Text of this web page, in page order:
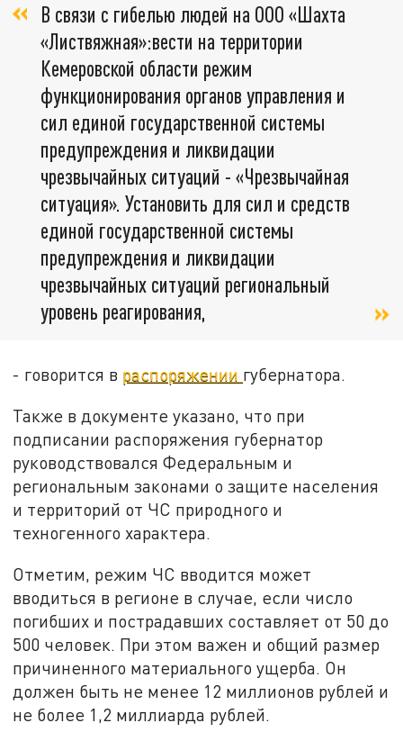
В связи с гибелью людей на ООО «Шахта
«Листвяжная»:вести на территории
Кемеровской области режим
функционирования органов управления и
сил единой государственной системы
предупреждения и ликвидации
чрезвычайных ситуаций - «Чрезвычайная
ситуация». Установить для сил и средств
единой государственной системы
предупреждения и ликвидации
чрезвычайных ситуаций региональный
уровень реагирования,
- говорится в распоряжении губернатора.
Также в документе указано, что при
подписании распоряжения губернатор
руководствовался Федеральным и
региональным законами о защите населения
и территорий от ЧС природного и
техногенного характера.
Отметим, режим ЧС вводится может
вводиться в регионе в случае, если число
погибших и пострадавших составляет от 50 до
500 человек. При этом важен и общий размер
причиненного материального ущерба. Он
должен быть не менее 12 миллионов рублей и
не более 1,2 миллиарда рублей.